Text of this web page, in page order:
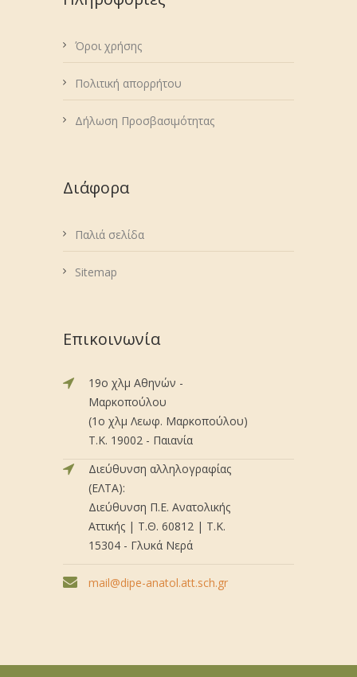
Όροι χρήσης
Πολιτική απορρήτου
Δήλωση Προσβασιμότητας
Διάφορα
Παλιά σελίδα
Sitemap
Επικοινωνία
19ο χλμ Αθηνών -
Μαρκοπούλου
(1ο χλμ Λεωφ. Μαρκοπούλου)
Τ.Κ. 19002 - Παιανία
Διεύθυνση αλληλογραφίας
(ΕΛΤΑ):
Διεύθυνση Π.Ε. Ανατολικής
Αττικής | Τ.Θ. 60812 | Τ.Κ.
15304 - Γλυκά Νερά
mail@dipe-anatol.att.sch.gr